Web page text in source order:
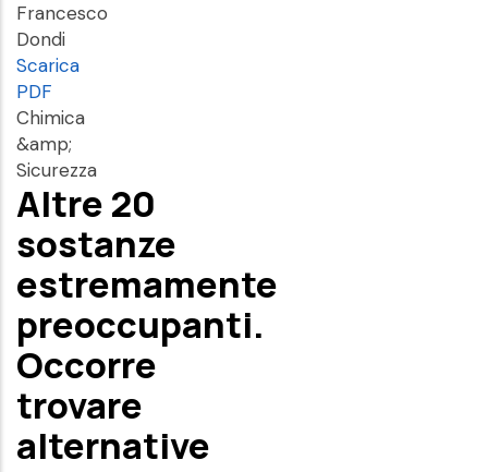
Francesco
Dondi
Scarica
PDF
Chimica
&amp;
Sicurezza
Altre 20
sostanze
estremamente
preoccupanti.
Occorre
trovare
alternative